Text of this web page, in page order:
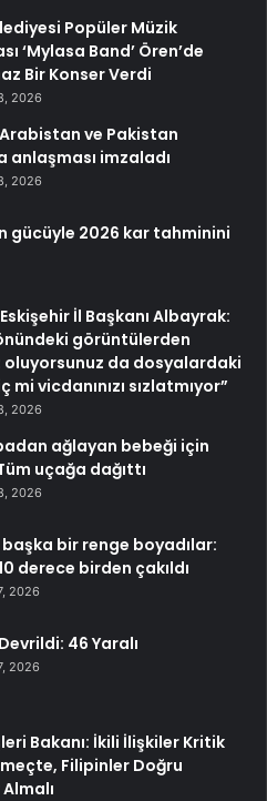
Popüler Müzik
‘Mylasa Band’ Ören’de
Bir Konser Verdi
2026
ve Pakistan
anlaşması imzaladı
2026
gücüyle 2026 kar tahminini
İl Başkanı Albayrak:
görüntülerden
oluyorsunuz da dosyalardaki
mi vicdanınızı sızlatmıyor”
2026
ağlayan bebeği için
uçağa dağıttı
2026
bir renge boyadılar:
derece birden çakıldı
2026
46 Yaralı
2026
Bakanı: İkili İlişkiler Kritik
Filipinler Doğru